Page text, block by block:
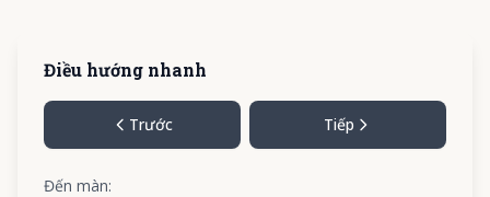
Điều hướng nhanh
Trước Tiếp
Đến màn: